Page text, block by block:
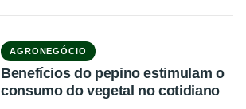
AGRONEGÓCIO
Benefícios do pepino estimulam o
consumo do vegetal no cotidiano